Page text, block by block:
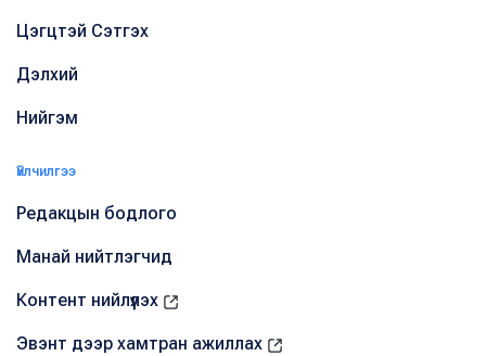
Цэгцтэй Сэтгэх
Дэлхий
Нийгэм
Үйлчилгээ
Редакцын бодлого
Манай нийтлэгчид
Контент нийлүүлэх
Эвэнт дээр хамтран ажиллах